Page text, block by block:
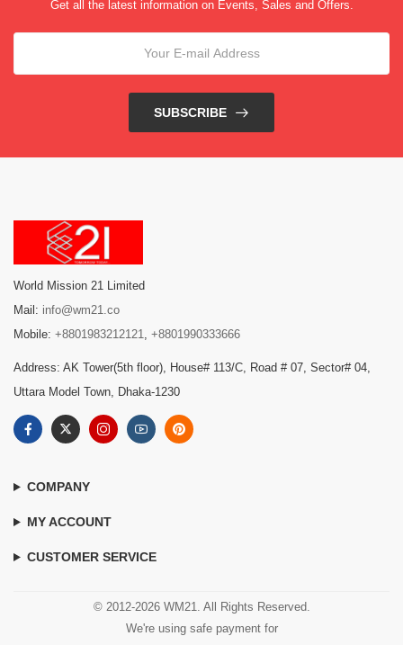
Get all the latest information on Events, Sales and Offers.
SUBSCRIBE
World Mission 21 Limited
Mail: info@wm21.co
Mobile: +8801983212121, +8801990333666
Address: AK Tower(5th floor), House# 113/C, Road # 07, Sector# 04,
Uttara Model Town, Dhaka-1230
COMPANY
MY ACCOUNT
CUSTOMER SERVICE
© 2012-2026 WM21. All Rights Reserved.
We're using safe payment for